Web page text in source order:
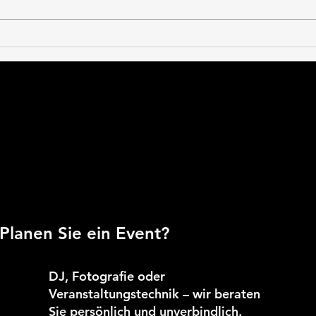
Hochzeitsfotografie
Planen Sie ein Event?
DJ, Fotografie oder
Veranstaltungstechnik – wir beraten
Sie persönlich und unverbindlich.